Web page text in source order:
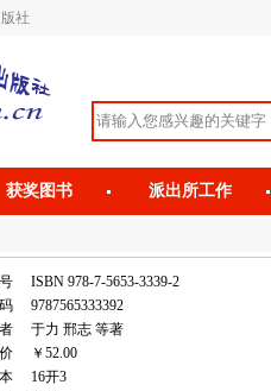
社
获奖图书 派出所工作
ISBN 978-7-5653-3339-2
9787565333392
于力 邢志 等著
￥52.00
16开3